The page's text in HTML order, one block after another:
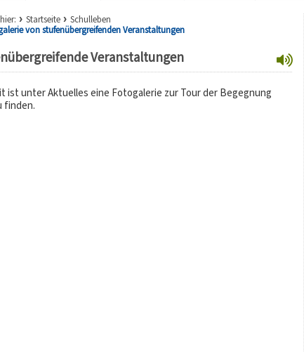
Startseite
Schulleben
von stufenübergreifenden Veranstaltungen
Veranstaltungen
ist unter Aktuelles eine Fotogalerie zur Tour der Begegnung
finden.